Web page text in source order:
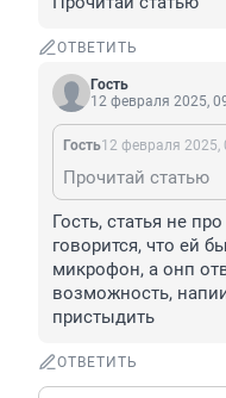
ОТВЕТИТЬ
Гость
12 февраля 2025,
Гость12 февраля 2025,
Прочитай статью
Гость, статья не
говорится, что ей
микрофон, а онп
возможность,
пристыдить
ОТВЕТИТЬ